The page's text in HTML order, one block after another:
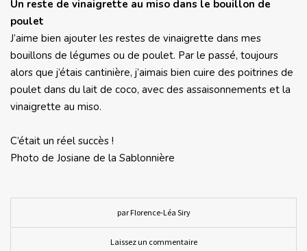
Un reste de vinaigrette au miso dans le bouillon de
poulet
J’aime bien ajouter les restes de vinaigrette dans mes
bouillons de légumes ou de poulet. Par le passé, toujours
alors que j’étais cantinière, j’aimais bien cuire des poitrines de
poulet dans du lait de coco, avec des assaisonnements et la
vinaigrette au miso.
C’était un réel succès !
Photo de Josiane de la Sablonnière
par Florence-Léa Siry
Laissez un commentaire